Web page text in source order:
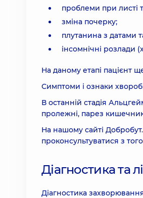
проблеми при листі
зміна почерку;
плутанина з датами
інсомнічні розлади
На даному етапі пацієнт
Симптоми і ознаки
В останній стадія
пролежні, парез
На нашому сайті
проконсультуватися з
Діагностика та
Діагностика